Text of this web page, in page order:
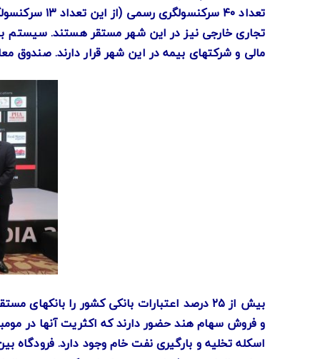
تعداد ۴۰
تجاری خارجی نیز در این شهر مستقر هستند. سیستم
مالی و شرکتهای بیمه در این شهر قرار دارند. صندوق